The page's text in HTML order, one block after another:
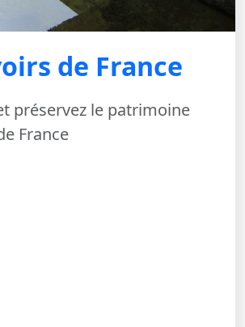
de France
préservez le patrimoine
France